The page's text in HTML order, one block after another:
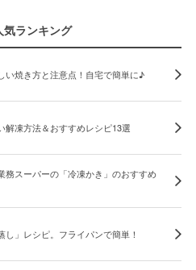
気ランキング
い焼き方と注意点！自宅で簡単に♪
解凍方法＆おすすめレシピ13選
務スーパーの「冷凍かき」のおすすめ
し」レシピ。フライパンで簡単！